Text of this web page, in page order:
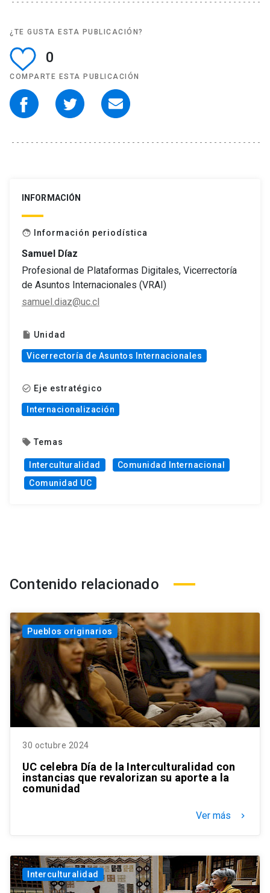
¿TE GUSTA ESTA PUBLICACIÓN?
0
COMPARTE ESTA PUBLICACIÓN
INFORMACIÓN
face Información periodística
Samuel Díaz
Profesional de Plataformas Digitales, Vicerrectoría
de Asuntos Internacionales (VRAI)
samuel.diaz@uc.cl
insert_drive_file Unidad
Vicerrectoría de Asuntos Internacionales
check_circle_outline Eje estratégico
Internacionalización
local_offer Temas
Interculturalidad
Comunidad Internacional
Comunidad UC
Contenido relacionado
Pueblos originarios
30 octubre 2024
UC celebra Día de la Interculturalidad con
instancias que revalorizan su aporte a la
comunidad
Ver más keyboard_arrow_right
Interculturalidad